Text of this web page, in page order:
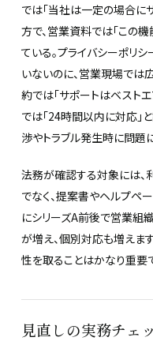
では「当社は一定の場合に
方で、営業資料では「この
ている。プライバシーポリ
いないのに、営業現場では
約では「サポートはベスト
では「24時間以内に対応」
渉やトラブル発生時に問題
法務が確認する対象には、
でなく、提案書やヘルプペ
にシリーズA前後で営業組
が増え、個別対応も増えま
性を取ることはかなり重要
見直しの実務チェ